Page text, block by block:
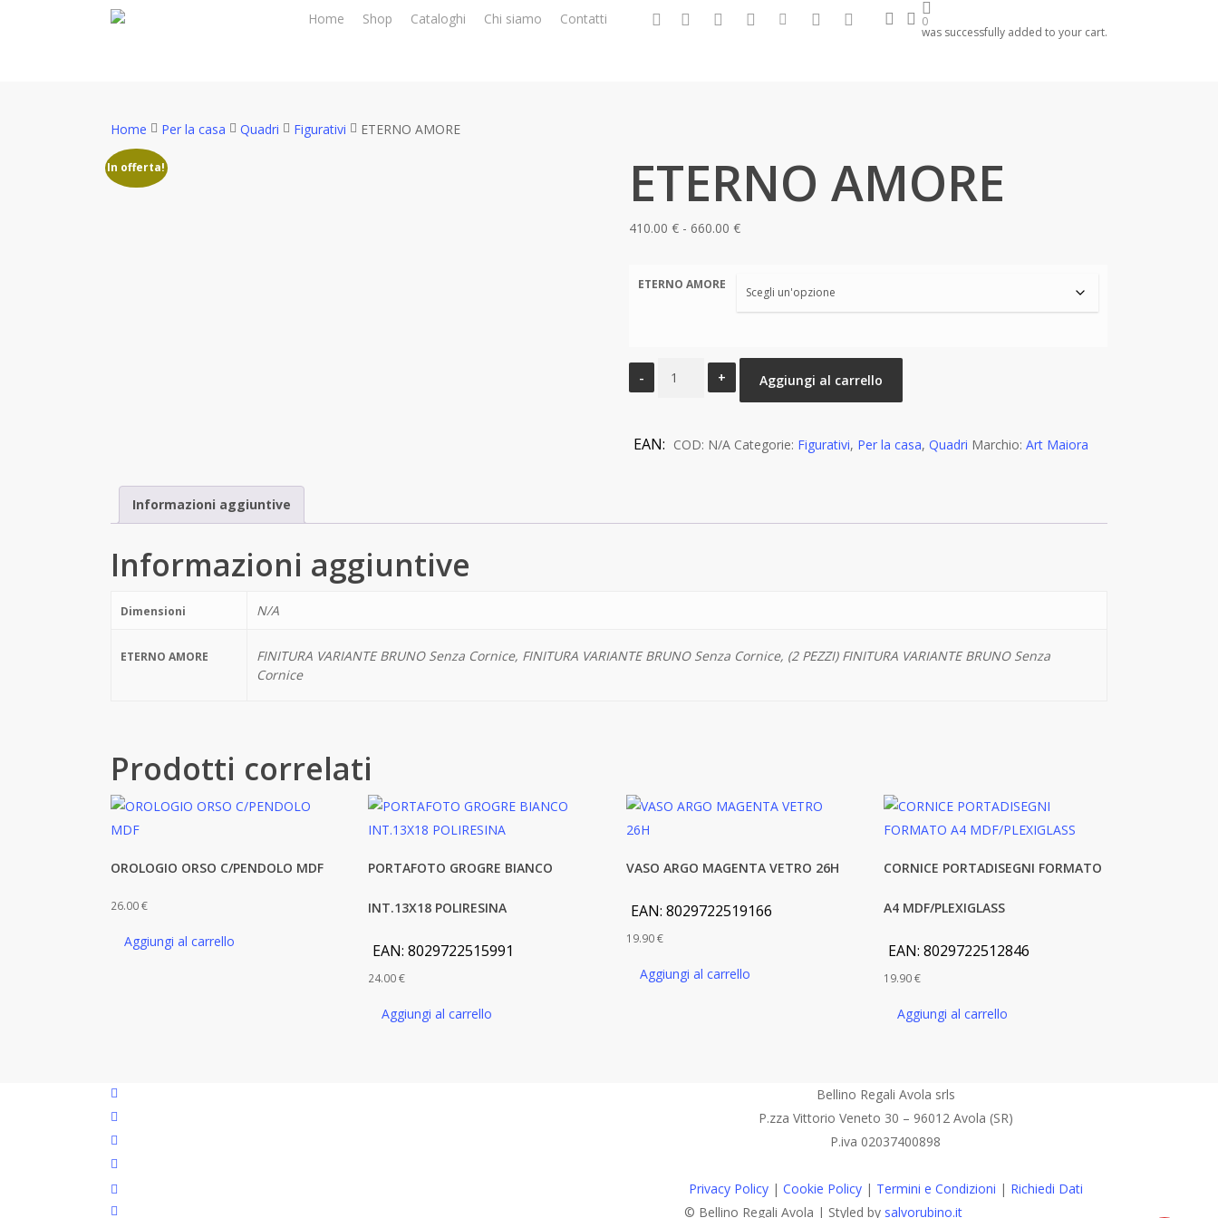
Home Shop Cataloghi Chi siamo Contatti facebookgoogle- instagramwhatsapp
tiktok phone email searchaccount
0
was successfully added to your cart.
Home Per la casa Quadri Figurativi ETERNO AMORE
In offerta! ETERNO AMORE
410.00 € - 660.00 €Fascia
da
ETERNO AMORE
Aggiungi al carrello
EAN: COD: N/A Categorie: Figurativi, Per la casa, Quadri Marchio: Art Maiora
Informazioni aggiuntive
Informazioni aggiuntive
Dimensioni N/A
ETERNO AMORE
FINITURA VARIANTE BRUNO Senza Cornice, FINITURA VARIANTE BRUNO Senza Cornice, (2 PEZZI) FINITURA VARIANTE BRUNO Senza
Cornice
Prodotti correlati
Aggiungi al carrello
OROLOGIO ORSO C/PENDOLO MDF
26.00€
Aggiungi al carrello
PORTAFOTO GROGRE BIANCO
INT.13X18 POLIRESINA
EAN:8029722515991
24.00€ Aggiungi al carrello
VASO ARGO MAGENTA VETRO 26H
EAN: 8029722519166
19.90€
Aggiungi al carrello
CORNICE PORTADISEGNI FORMATO
A4 MDF/PLEXIGLASS
EAN:8029722512846
19.90€
facebook
google-
plus
instagram
whatsapp
tiktok
phone
Bellino Regali Avola srls
P.zza Vittorio Veneto 30 – 96012 Avola (SR)
P.iva 02037400898
Privacy Policy| Cookie Policy| Termini e Condizioni | Richiedi Dati
© Bellino Regali Avola | Styled by salvorubino.it